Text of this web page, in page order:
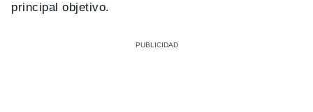
principal objetivo.